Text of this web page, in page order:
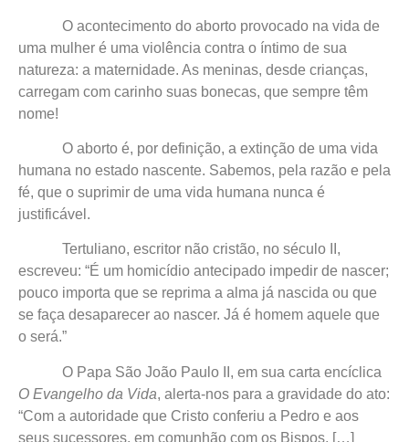
O acontecimento do aborto provocado na vida de
uma mulher é uma violência contra o íntimo de sua
natureza: a maternidade. As meninas, desde crianças,
carregam com carinho suas bonecas, que sempre têm
nome!
O aborto é, por definição, a extinção de uma vida
humana no estado nascente. Sabemos, pela razão e pela
fé, que o suprimir de uma vida humana nunca é
justificável.
Tertuliano, escritor não cristão, no século II,
escreveu: “É um homicídio antecipado impedir de nascer;
pouco importa que se reprima a alma já nascida ou que
se faça desaparecer ao nascer. Já é homem aquele que
o será.”
O Papa São João Paulo II, em sua carta encíclica
O Evangelho da Vida, alerta-nos para a gravidade do ato:
“Com a autoridade que Cristo conferiu a Pedro e aos
seus sucessores, em comunhão com os Bispos, […]